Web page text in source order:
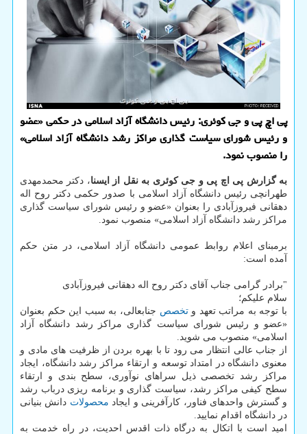
پی اچ پی و جی كوئری: رئیس دانشگاه آزاد اسلامی در حكمی «عضو
و رئیس شورای سیاست گذاری مراكز رشد دانشگاه آزاد اسلامی»
را منصوب نمود.
به گزارش پی اچ پی و جی کوئری به نقل از ایسنا، دکتر محمدمهدی
طهرانچی رئیس دانشگاه آزاد اسلامی با صدور حکمی دکتر روح اله
دهقانی فیروزآبادی را بعنوان «عضو و رئیس شورای سیاست گذاری
مراکز رشد دانشگاه آزاد اسلامی» منصوب نمود.
برمبنای اعلام روابط عمومی دانشگاه آزاد اسلامی، در متن حکم
آمده است:
"برادر گرامی جناب آقای دکتر روح اله دهقانی فیروزآبادی
سلام علیکم؛
با توجه به مراتب تعهد وتخصص جنابعالی، به سبب این حکم بعنوان
«عضو و رئیس شورای سیاست گذاری مراکز رشد دانشگاه آزاد
اسلامی» منصوب می شوید.
از جناب عالی انتظار می رود تا با بهره بردن از ظرفیت های مادی و
معنوی دانشگاه در امتداد توسعه و ارتقاء مراکز رشد دانشگاه، ایجاد
مراکز رشد تخصصی ذیل سراهای نوآوری، سطح بندی و ارتقاء
سطح کیفی مراکز رشد، سیاست گذاری و برنامه ریزی درباب رشد
و گسترش واحدهای فناور، کارآفرینی و ایجاد محصولات دانش بنیانی
در دانشگاه اقدام نمایید.
امید است با اتکال به درگاه ذات اقدس احدیت، در راه خدمت به